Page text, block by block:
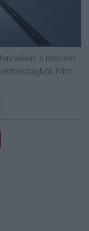
a modern
Mint